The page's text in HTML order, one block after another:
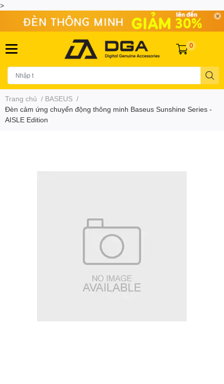
>
0
Trang chủ / BASEUS /
Đèn cảm ứng chuyển động thông minh Baseus Sunshine Series -
AISLE Edition